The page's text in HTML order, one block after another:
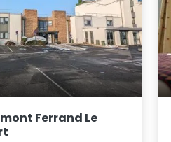
Ferrand Le